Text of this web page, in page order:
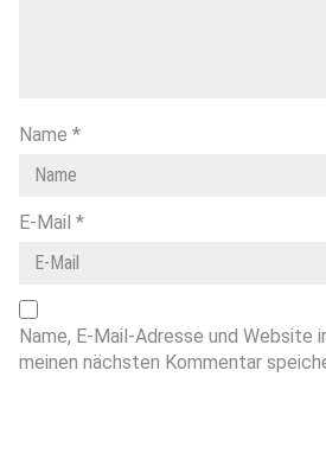
Name *
E-Mail *
Name, E-Mail-Adresse und Website
meinen nächsten Kommentar